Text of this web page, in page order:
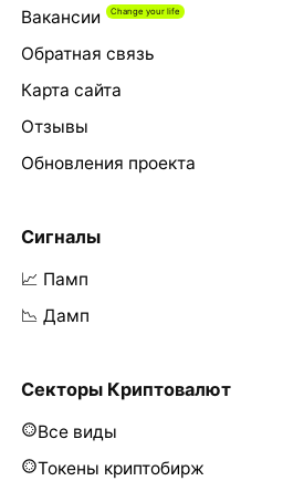
Вакансии
Обратная связь
Карта сайта
Отзывы
Обновления проекта
Сигналы
📈 Памп
📉 Дамп
Секторы Криптовалют
Все виды
Токены криптобирж